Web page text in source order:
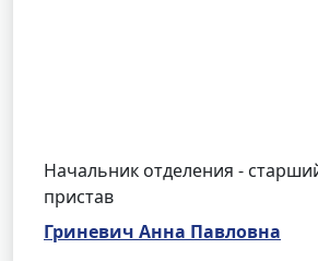
Начальник отделения -
пристав
Гриневич Анна Павловна